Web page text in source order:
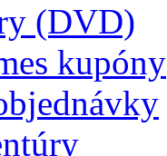
(DVD)
kupóny